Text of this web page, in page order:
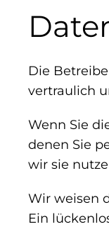
Die
vertraulich
Wenn Sie
denen Sie
wir sie
Wir weisen
Ein